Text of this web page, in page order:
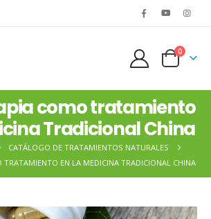
0
como tratamiento
Tradicional China
CATÁLOGO DE TRATAMIENTOS NATURALES
TRATAMIENTO EN LA MEDICINA TRADICIONAL CHINA